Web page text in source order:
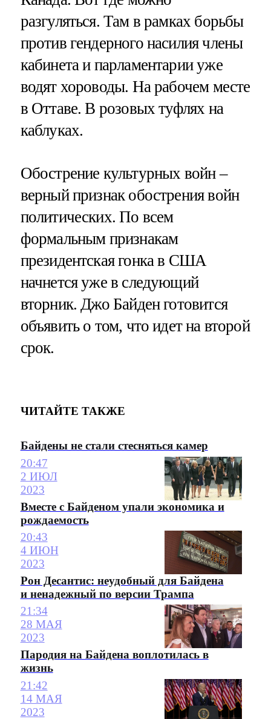
разгуляться. Там в рамках борьбы
против гендерного насилия члены
кабинета и парламентарии уже
водят хороводы. На рабочем месте
в Оттаве. В розовых туфлях на
каблуках.
Обострение культурных войн –
верный признак обострения войн
политических. По всем
формальным признакам
президентская гонка в США
начнется уже в следующий
вторник. Джо Байден готовится
объявить о том, что идет на второй
срок.
ЧИТАЙТЕ ТАКЖЕ
Байдены не стали стесняться камер
20:47
2 ИЮЛ
2023
Вместе с Байденом упали экономика и
рождаемость
20:43
4 ИЮН
2023
Рон Десантис: неудобный для Байдена
и ненадежный по версии Трампа
21:34
28 МАЯ
2023
Пародия на Байдена воплотилась в
жизнь
21:42
14 МАЯ
2023